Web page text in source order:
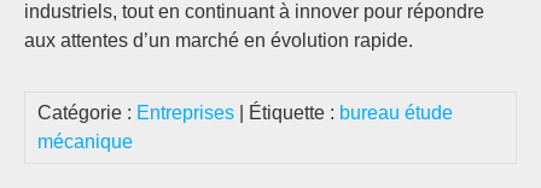
industriels, tout en continuant à innover pour répondre
aux attentes d’un marché en évolution rapide.
Catégorie : Entreprises | Étiquette : bureau étude
mécanique